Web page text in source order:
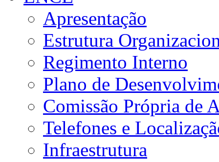
Apresentação
Estrutura
Regimento Interno
Plano de
Comissão Própria de
Telefones e
Infraestrutura